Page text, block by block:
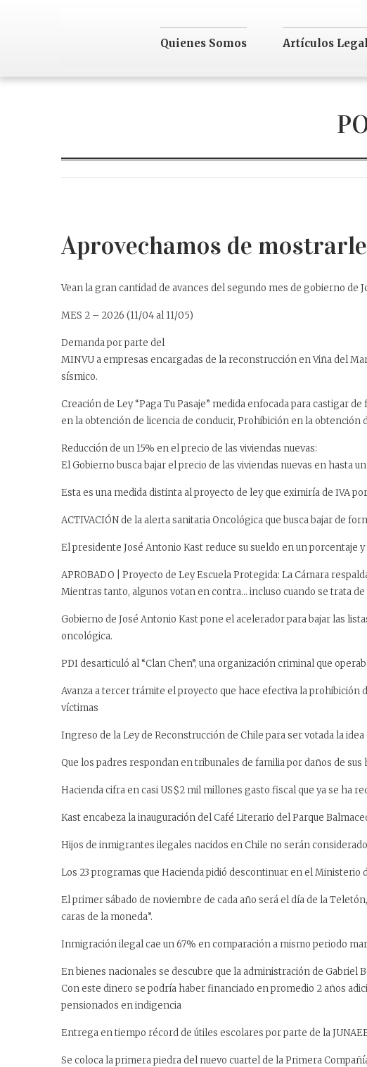
Quienes Somos Artículos
Aprovechamos de
Vean la gran cantidad de avances del segundo mes de gobierno de
MES 2 – 2026 (11/04 al 11/05)
Demanda por parte del
MINVU a empresas encargadas de la reconstrucción en Viña del
sísmico.
Creación de Ley “Paga Tu Pasaje” medida enfocada para castigar
en la obtención de licencia de conducir, Prohibición en la obtención
Reducción de un 15% en el precio de las viviendas nuevas:
El Gobierno busca bajar el precio de las viviendas nuevas en hasta un
Esta es una medida distinta al proyecto de ley que eximiría de IVA
ACTIVACIÓN de la alerta sanitaria Oncológica que busca bajar de
El presidente José Antonio Kast reduce su sueldo en un porcentaje
APROBADO | Proyecto de Ley Escuela Protegida: La Cámara
Mientras tanto, algunos votan en contra… incluso cuando se trata
Gobierno de José Antonio Kast pone el acelerador para bajar las
oncológica.
PDI desarticuló al “Clan Chen”, una organización criminal que
Avanza a tercer trámite el proyecto que hace efectiva la
víctimas
Ingreso de la Ley de Reconstrucción de Chile para ser votada la idea
Que los padres respondan en tribunales de familia por daños de
Hacienda cifra en casi US$2 mil millones gasto fiscal que ya se ha
Kast encabeza la inauguración del Café Literario del Parque
Hijos de inmigrantes ilegales nacidos en Chile no serán
Los 23 programas que Hacienda pidió descontinuar en el
El primer sábado de noviembre de cada año será el día de la
caras de la moneda”.
Inmigración ilegal cae un 67% en comparación a mismo periodo
En bienes nacionales se descubre que la administración de Gabriel
Con este dinero se podría haber financiado en promedio 2 años
pensionados en indigencia
Entrega en tiempo récord de útiles escolares por parte de la
Se coloca la primera piedra del nuevo cuartel de la Primera